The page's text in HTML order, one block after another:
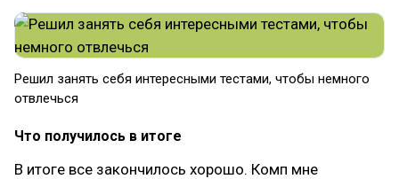
Решил занять себя интересными тестами, чтобы немного
отвлечься
Что получилось в итоге
В итоге все закончилось хорошо. Комп мне